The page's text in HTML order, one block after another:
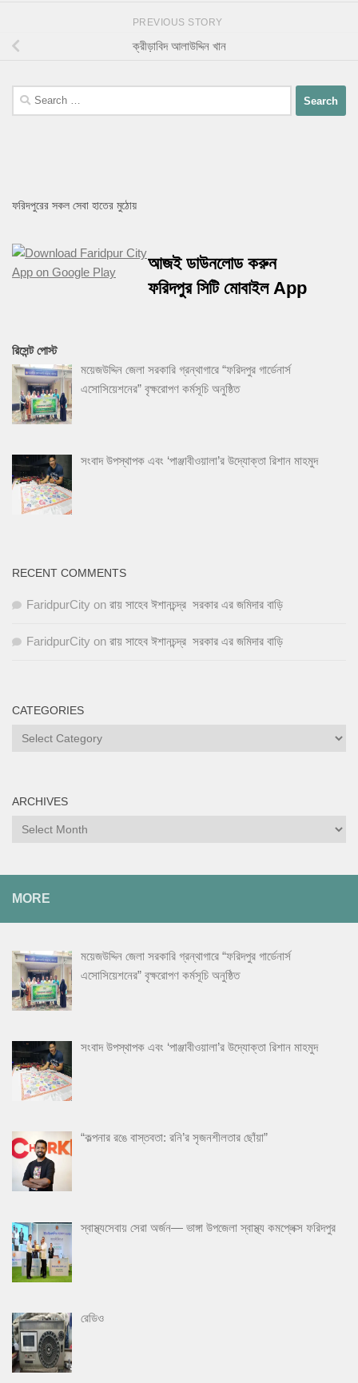
PREVIOUS STORY
ক্রীড়াবিদ আলাউদ্দিন খান
ফরিদপুরের সকল সেবা হাতের মুঠোয়
আজই ডাউনলোড করুন
ফরিদপুর সিটি মোবাইল App
রিসেন্ট পোস্ট
ময়েজউদ্দিন জেলা সরকারি গ্রন্থাগারে “ফরিদপুর গার্ডেনার্স
এসোসিয়েশনের” বৃক্ষরোপণ কর্মসূচি অনুষ্ঠিত
সংবাদ উপস্থাপক এবং ‘পাঞ্জাবীওয়ালা’র উদ্যোক্তা রিশান মাহমুদ
RECENT COMMENTS
FaridpurCity on রায় সাহেব ঈশানচন্দ্র সরকার এর জমিদার বাড়ি
FaridpurCity on রায় সাহেব ঈশানচন্দ্র সরকার এর জমিদার বাড়ি
CATEGORIES
ARCHIVES
MORE
ময়েজউদ্দিন জেলা সরকারি গ্রন্থাগারে “ফরিদপুর গার্ডেনার্স
এসোসিয়েশনের” বৃক্ষরোপণ কর্মসূচি অনুষ্ঠিত
সংবাদ উপস্থাপক এবং ‘পাঞ্জাবীওয়ালা’র উদ্যোক্তা রিশান মাহমুদ
“কল্পনার রঙে বাস্তবতা: রনি’র সৃজনশীলতার ছোঁয়া”
স্বাস্থ্যসেবায় সেরা অর্জন— ভাঙ্গা উপজেলা স্বাস্থ্য কমপ্লেক্স ফরিদপুর
রেডিও